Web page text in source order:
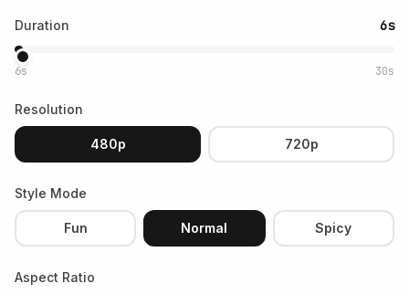
Duration 6s
6s 30s
Resolution
480p 720p
Style Mode
Fun Normal Spicy
Aspect Ratio